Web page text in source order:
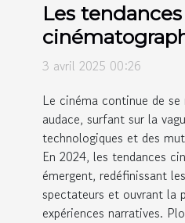
Les tendances
façonnent 2024
3 avril 2025 00:26
Le cinéma continue de se
audace, surfant sur la
technologiques et des
En 2024, les tendances
émergent, redéfinissant
spectateurs et ouvrant la
expériences narratives.